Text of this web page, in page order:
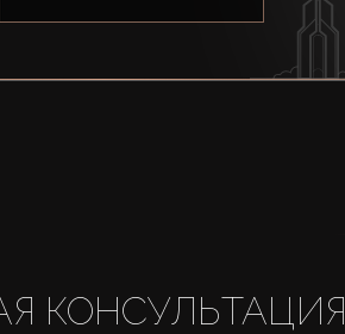
КОНСУЛЬТАЦИЯ